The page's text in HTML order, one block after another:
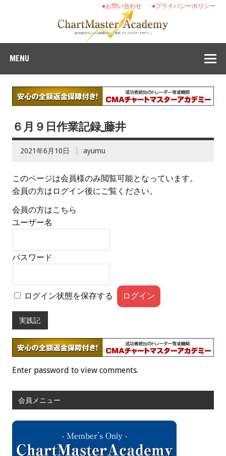
●プライバシーポリシー
●お問い合わせ
MENU
６月９日作業記録_藤井
2021年6月10日 ayumu
このページは会員様のみ閲覧可能となっています。
会員の方はログイン後にご覧ください。
会員の方はこちら
ユーザー名
パスワード
ログイン状態を保存する
実践記
Enter password to view comments.
会員メニュー